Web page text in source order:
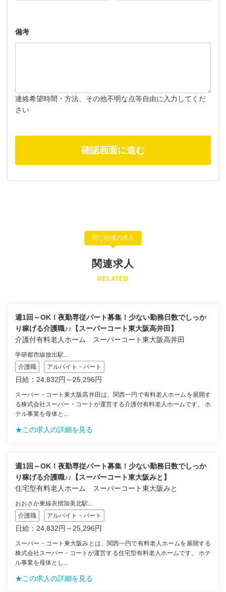
備考
連絡希望時間・方法、その他不明な点等自由に入力してくだ
さい
同じ地域の求人
関連求人
RELATED
週1回～OK！夜勤専従パート募集！少ない勤務日数でしっか
り稼げる介護職♪♪【スーパーコート東大阪高井田】
介護付有料老人ホーム スーパーコート東大阪高井田
学研都市線放出駅...
介護職
アルバイト・パート
日給：24,832円～25,296円
スーパー・コート東大阪高井田は、関西一円で有料老人ホームを展開す
る株式会社スーパー・コートが運営する介護付有料老人ホームです。 ホ
テル事業を母体と...
★この求人の詳細を見る
週1回～OK！夜勤専従パート募集！少ない勤務日数でしっか
り稼げる介護職♪♪【スーパーコート東大阪みと】
住宅型有料老人ホーム スーパーコート東大阪みと
おおさか東線衣摺加美北駅...
介護職
アルバイト・パート
日給：24,832円～25,296円
スーパー・コート東大阪みとは、関西一円で有料老人ホームを展開する
株式会社スーパー・コートが運営する住宅型有料老人ホームです。 ホテ
ル事業を母体とし...
★この求人の詳細を見る